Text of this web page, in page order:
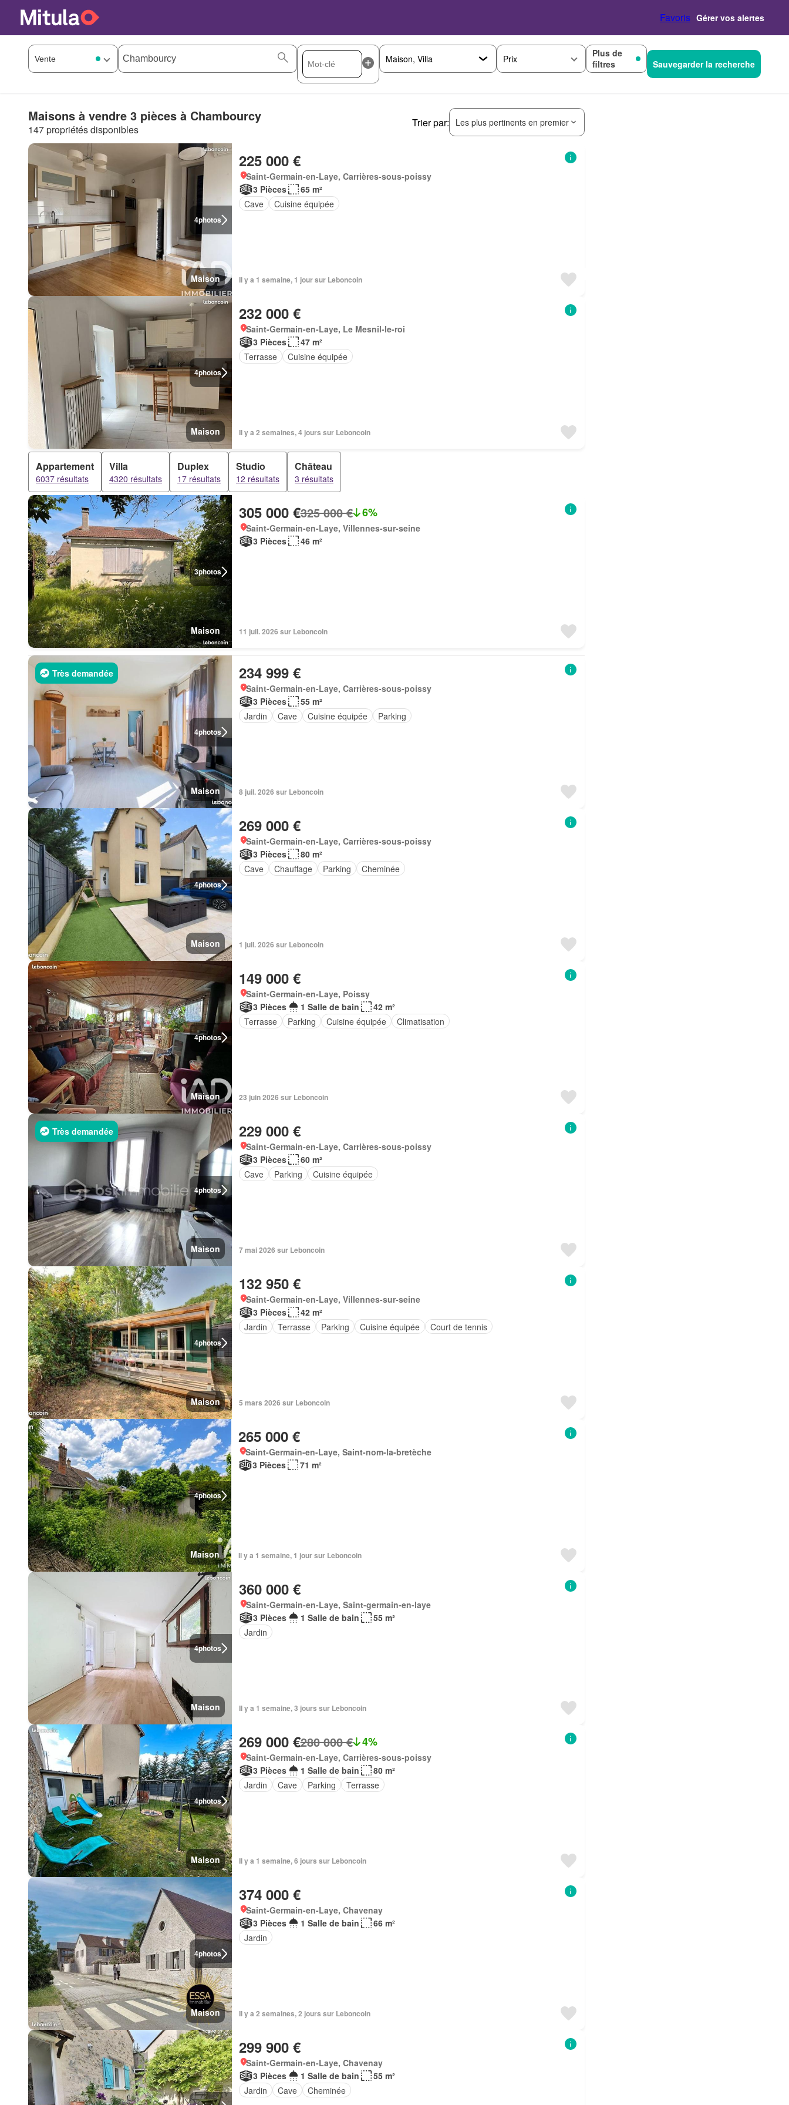
Favoris Gérer vos alertes
Prix
Plus de
filtres
Sauvegarder la recherche
Maisons à vendre 3 pièces à Chambourcy
147 propriétés disponibles
Trier par: Les plus pertinents en premier
4photos
Maison
225 000 €
Saint-Germain-en-Laye, Carrières-sous-poissy
3 Pièces
65 m²
Cave
Cuisine équipée
Il y a 1 semaine, 1 jour sur Leboncoin
4photos
Maison
232 000 €
Saint-Germain-en-Laye, Le Mesnil-le-roi
3 Pièces
47 m²
Terrasse
Cuisine équipée
Il y a 2 semaines, 4 jours sur Leboncoin
Appartement
6037 résultats
Villa
4320 résultats
Duplex
17 résultats
Studio
12 résultats
Château
3 résultats
3photos
Maison
305 000 €325 000 € 6%
Saint-Germain-en-Laye, Villennes-sur-seine
3 Pièces
46 m²
11 juil. 2026 sur Leboncoin
4photos
Très demandée
Maison
234 999 €
Saint-Germain-en-Laye, Carrières-sous-poissy
3 Pièces
55 m²
Jardin
Cave Cuisine équipée Parking
8 juil. 2026 sur Leboncoin
4photos
Maison
269 000 €
Saint-Germain-en-Laye, Carrières-sous-poissy
3 Pièces
80 m²
Cave
Chauffage Parking Cheminée
1 juil. 2026 sur Leboncoin
4photos
Maison
149 000 €
Saint-Germain-en-Laye, Poissy
3 Pièces
1 Salle de bain
42 m²
Terrasse
Parking Cuisine équipée Climatisation
23 juin 2026 sur Leboncoin
4photos
Très demandée
Maison
229 000 €
Saint-Germain-en-Laye, Carrières-sous-poissy
3 Pièces
60 m²
Cave
Parking Cuisine équipée
7 mai 2026 sur Leboncoin
4photos
Maison
132 950 €
Saint-Germain-en-Laye, Villennes-sur-seine
3 Pièces
42 m²
Jardin
Terrasse Parking Cuisine équipée Court de tennis
5 mars 2026 sur Leboncoin
4photos
Maison
265 000 €
Saint-Germain-en-Laye, Saint-nom-la-bretèche
3 Pièces
71 m²
Il y a 1 semaine, 1 jour sur Leboncoin
4photos
Maison
360 000 €
Saint-Germain-en-Laye, Saint-germain-en-laye
3 Pièces
1 Salle de bain
55 m²
Jardin
Il y a 1 semaine, 3 jours sur Leboncoin
4photos
Maison
269 000 €280 000 € 4%
Saint-Germain-en-Laye, Carrières-sous-poissy
3 Pièces
1 Salle de bain
80 m²
Jardin
Cave Parking Terrasse
Il y a 1 semaine, 6 jours sur Leboncoin
4photos
Maison
374 000 €
Saint-Germain-en-Laye, Chavenay
3 Pièces
1 Salle de bain
66 m²
Jardin
Il y a 2 semaines, 2 jours sur Leboncoin
299 900 €
Saint-Germain-en-Laye, Chavenay
3 Pièces
1 Salle de bain
55 m²
Jardin
Cave Cheminée